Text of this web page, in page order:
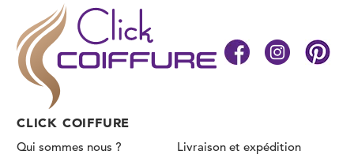
CLICK COIFFURE
Qui sommes nous ? Livraison et expédition